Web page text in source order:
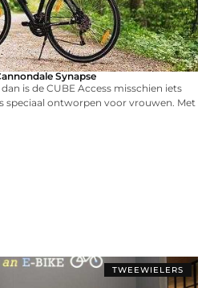
Synapse
is de CUBE Access misschien iets
speciaal ontworpen voor vrouwen. Met
TWEEWIELERS